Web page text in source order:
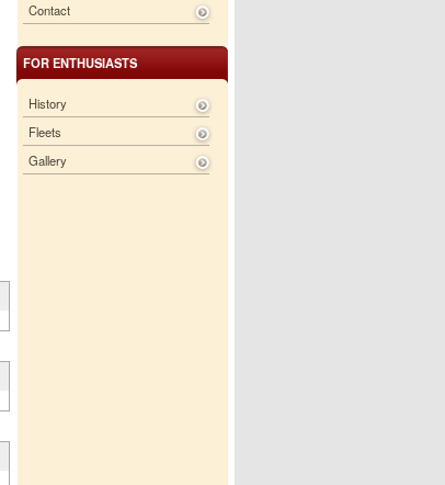
Contact
FOR ENTHUSIASTS
History
Fleets
Gallery